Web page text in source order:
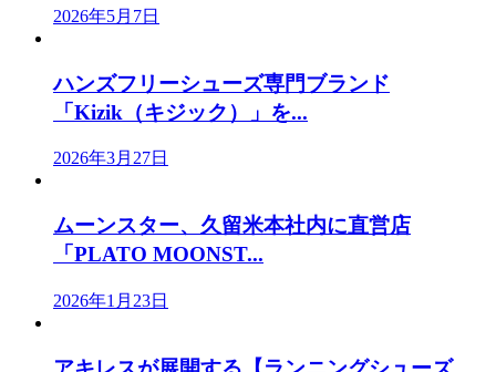
2026年5月7日
ハンズフリーシューズ専門ブランド
「Kizik（キジック）」を...
2026年3月27日
ムーンスター、久留米本社内に直営店
「PLATO MOONST...
2026年1月23日